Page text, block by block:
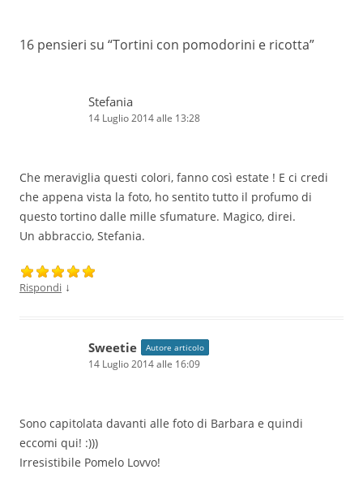
16 pensieri su “Tortini con pomodorini e ricotta”
Stefania
14 Luglio 2014 alle 13:28
Che meraviglia questi colori, fanno così estate ! E ci credi
che appena vista la foto, ho sentito tutto il profumo di
questo tortino dalle mille sfumature. Magico, direi.
Un abbraccio, Stefania.
Rispondi ↓
Sweetie Autore articolo
14 Luglio 2014 alle 16:09
Sono capitolata davanti alle foto di Barbara e quindi
eccomi qui! :)))
Irresistibile Pomelo Lovvo!